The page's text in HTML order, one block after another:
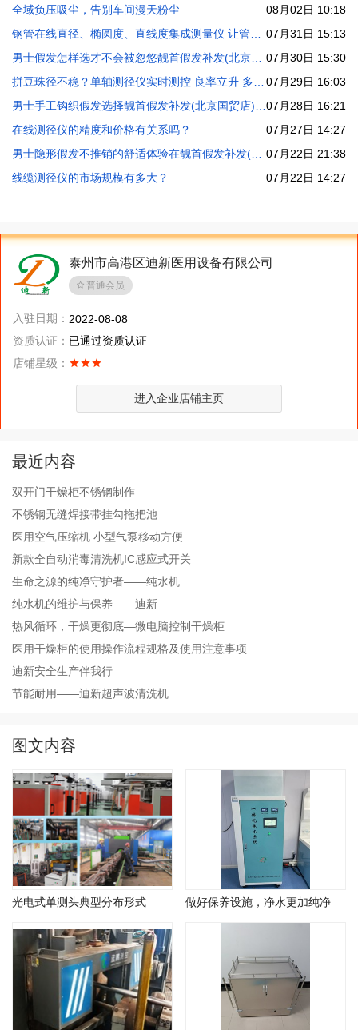
全域负压吸尘，告别车间漫天粉尘
08月02日 10:18
07月31日 15:13
07月30日 15:30
07月29日 16:03
07月28日 16:21
在线测径仪的精度和价格有关系吗？
07月27日 14:27
07月22日 21:38
线缆测径仪的市场规模有多大？
07月22日 14:27
泰州市高港区迪新医用设备有限公司
普通会员
入驻日期： 2022-08-08
资质认证： 已通过资质认证
店铺星级：
进入企业店铺主页
最近内容
双开门干燥柜不锈钢制作
不锈钢无缝焊接带挂勾拖把池
医用空气压缩机 小型气泵移动方便
新款全自动消毒清洗机IC感应式开关
生命之源的纯净守护者——纯水机
纯水机的维护与保养——迪新
热风循环，干燥更彻底—微电脑控制干燥柜
医用干燥柜的使用操作流程规格及使用注意事项
迪新安全生产伴我行
节能耐用——迪新超声波清洗机
图文内容
光电式单测头典型分布形式 做好保养设施，净水更加纯净